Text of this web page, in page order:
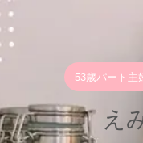
53歳パート
え